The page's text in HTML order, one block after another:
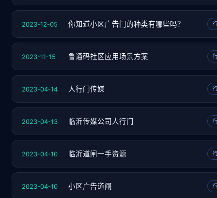
2023-12-05 你知道小区广告门的种类有哪些吗？
2023-11-15 鲁通码社区应用场景方案
2023-04-14 人行门传媒
2023-04-13 临沂传媒公司人行门
2023-04-10 临沂道闸一手资源
2023-04-10 小区广告道闸